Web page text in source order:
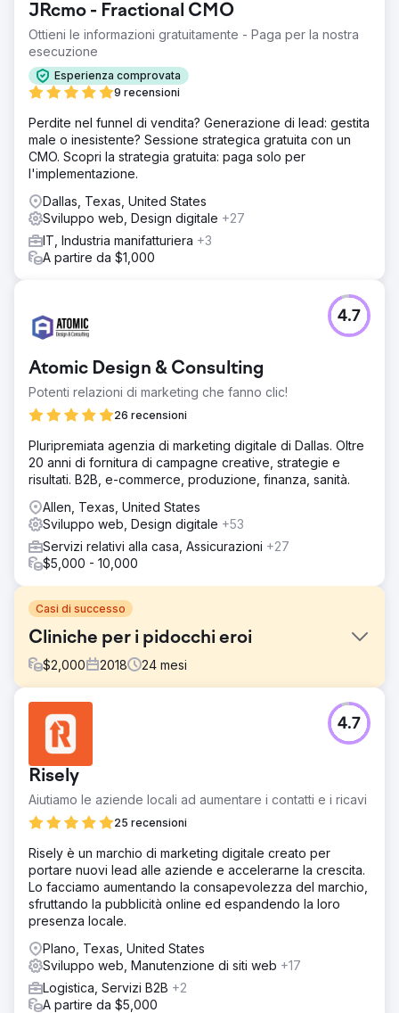
JRcmo - Fractional CMO
Ottieni le informazioni gratuitamente - Paga per la nostra
esecuzione
Esperienza comprovata
9 recensioni
Perdite nel funnel di vendita? Generazione di lead: gestita
male o inesistente? Sessione strategica gratuita con un
CMO. Scopri la strategia gratuita: paga solo per
l'implementazione.
Dallas, Texas, United States
Sviluppo web, Design digitale +27
IT, Industria manifatturiera +3
A partire da $1,000
Atomic Design & Consulting
Potenti relazioni di marketing che fanno clic!
26 recensioni
4.7
Pluripremiata agenzia di marketing digitale di Dallas. Oltre
20 anni di fornitura di campagne creative, strategie e
risultati. B2B, e-commerce, produzione, finanza, sanità.
Allen, Texas, United States
Sviluppo web, Design digitale +53
Servizi relativi alla casa, Assicurazioni +27
$5,000 - 10,000
Casi di successo
Cliniche per i pidocchi eroi
$2,000 2018 24 mesi
Sfida
Hero Lice Clinics è stata una delle prime aziende ad
adottare il modello di business per la rimozione dei
pidocchi. Gli affari andavano bene finché i concorrenti
nazionali non si trasferirono nell'area di Austin e le loro
classifiche iniziarono a scivolare.
Soluzione
Sono stati ottimizzati i contenuti e i profili aziendali di
Google, insieme alle citazioni locali. Abbiamo impiegato
una campagna di link building in corso per acquisire
posizionamenti rilevanti per ottenere classifiche dominanti
nelle mappe e nella ricerca organica.
Risultato
Il business è aumentato del 177% grazie alla migliore
visibilità nelle mappe e nella ricerca organica. Si
espansero anche in più località nel Texas centrale.
Risely
Aiutiamo le aziende locali ad aumentare i contatti e i ricavi
25 recensioni
4.7
Risely è un marchio di marketing digitale creato per
portare nuovi lead alle aziende e accelerarne la crescita.
Lo facciamo aumentando la consapevolezza del marchio,
sfruttando la pubblicità online ed espandendo la loro
presenza locale.
Plano, Texas, United States
Sviluppo web, Manutenzione di siti web +17
Logistica, Servizi B2B +2
A partire da $5,000